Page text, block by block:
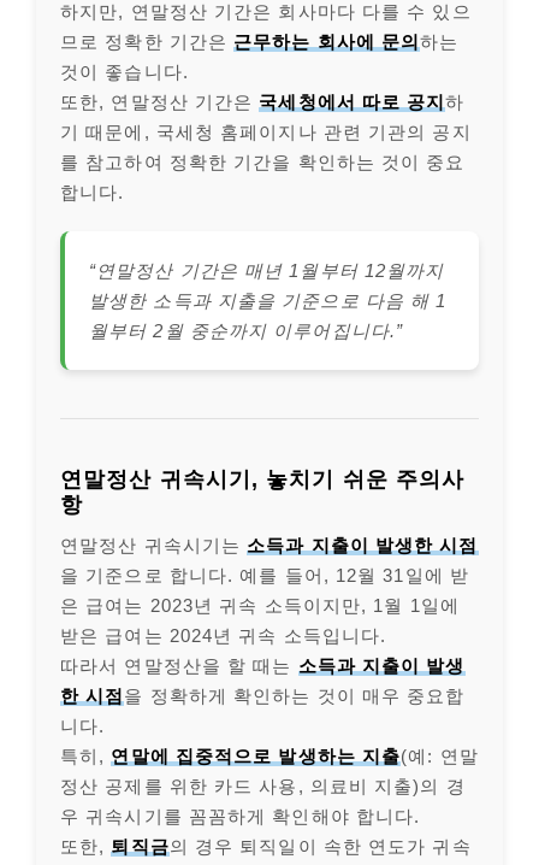
하지만, 연말정산 기간은 회사마다 다를 수 있으
므로 정확한 기간은 근무하는 회사에 문의하는
것이 좋습니다.
또한, 연말정산 기간은 국세청에서 따로 공지하
기 때문에, 국세청 홈페이지나 관련 기관의 공지
를 참고하여 정확한 기간을 확인하는 것이 중요
합니다.
“연말정산 기간은 매년 1월부터 12월까지
발생한 소득과 지출을 기준으로 다음 해 1
월부터 2월 중순까지 이루어집니다.”
연말정산 귀속시기, 놓치기 쉬운 주의사
항
연말정산 귀속시기는 소득과 지출이 발생한 시점
을 기준으로 합니다. 예를 들어, 12월 31일에 받
은 급여는 2023년 귀속 소득이지만, 1월 1일에
받은 급여는 2024년 귀속 소득입니다.
따라서 연말정산을 할 때는 소득과 지출이 발생
한 시점 을 정확하게 확인하는 것이 매우 중요합
니다.
특히, 연말에 집중적으로 발생하는 지출(예: 연말
정산 공제를 위한 카드 사용, 의료비 지출)의 경
우 귀속시기를 꼼꼼하게 확인해야 합니다.
또한, 퇴직금의 경우 퇴직일이 속한 연도가 귀속